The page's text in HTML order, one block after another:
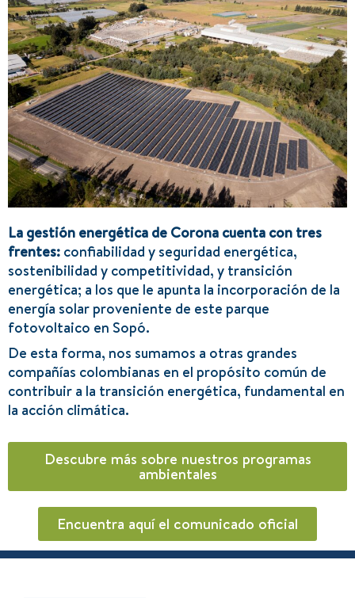
La gestión energética de Corona cuenta con tres
frentes:confiabilidad y seguridad energética,
sostenibilidad y competitividad, y transición
energética; a los que le apunta la incorporación de la
energía solar proveniente de este parque
fotovoltaico en Sopó.
De esta forma, nos sumamos a otras grandes
compañías colombianas en el propósito común de
contribuir a la transición energética, fundamental en
la acción climática.
Descubre más sobre nuestros programas
ambientales
Encuentra aquí el comunicado oficial